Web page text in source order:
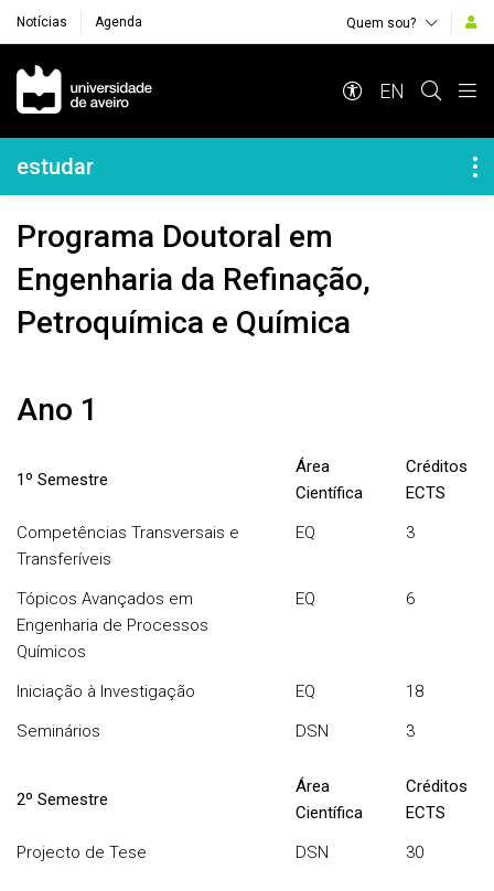
Notícias Agenda Quem sou?
Navegação Principal
EN
Navegação Lateral
estudar
Programa Doutoral em
Engenharia da Refinação,
Petroquímica e Química
Ano 1
1º Semestre
Área
Científica
Créditos
ECTS
Competências Transversais e
Transferíveis
EQ 3
Tópicos Avançados em
Engenharia de Processos
Químicos
EQ 6
Iniciação à Investigação EQ
18
Seminários
DSN 3
2º Semestre
Área
Científica
Créditos
ECTS
Projecto de Tese
DSN 30